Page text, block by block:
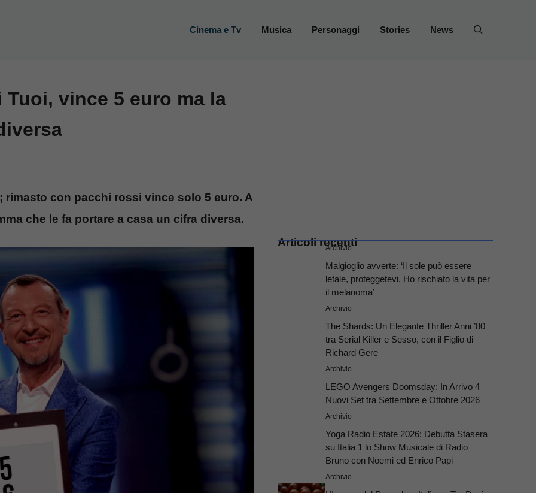
Cinema e Tv Musica Personaggi Stories News
vince 5 euro ma la
rimasto con pacchi rossi vince solo 5 euro. A
che le fa portare a casa un cifra diversa.
Articoli recenti
Archivio
Malgioglio avverte: ‘Il sole può essere
letale, proteggetevi. Ho rischiato la vita per
il melanoma’
Archivio
The Shards: Un Elegante Thriller Anni ’80
tra Serial Killer e Sesso, con il Figlio di
Richard Gere
Archivio
LEGO Avengers Doomsday: In Arrivo 4
Nuovi Set tra Settembre e Ottobre 2026
Archivio
Yoga Radio Estate 2026: Debutta Stasera
su Italia 1 lo Show Musicale di Radio
Bruno con Noemi ed Enrico Papi
Archivio